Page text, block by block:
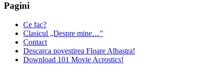
Pagini
Ce fac?
Clasicul „Despre mine…”
Contact
Descarca povestirea Floare Albastra!
Download 101 Movie Acrostics!